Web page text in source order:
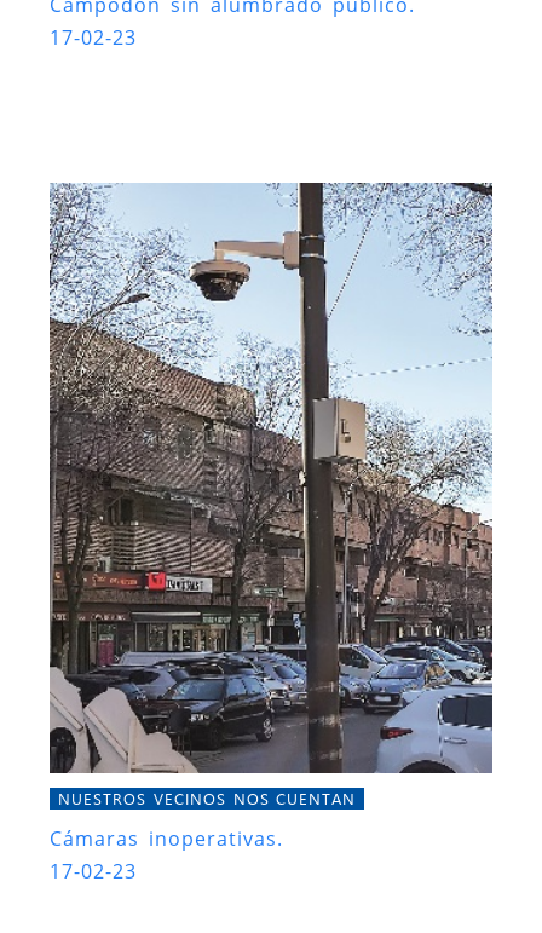
17-02-23
NUESTROS VECINOS NOS CUENTAN
Cámaras inoperativas.
17-02-23